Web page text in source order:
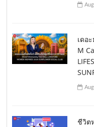
เดอ
M
ชีวิต